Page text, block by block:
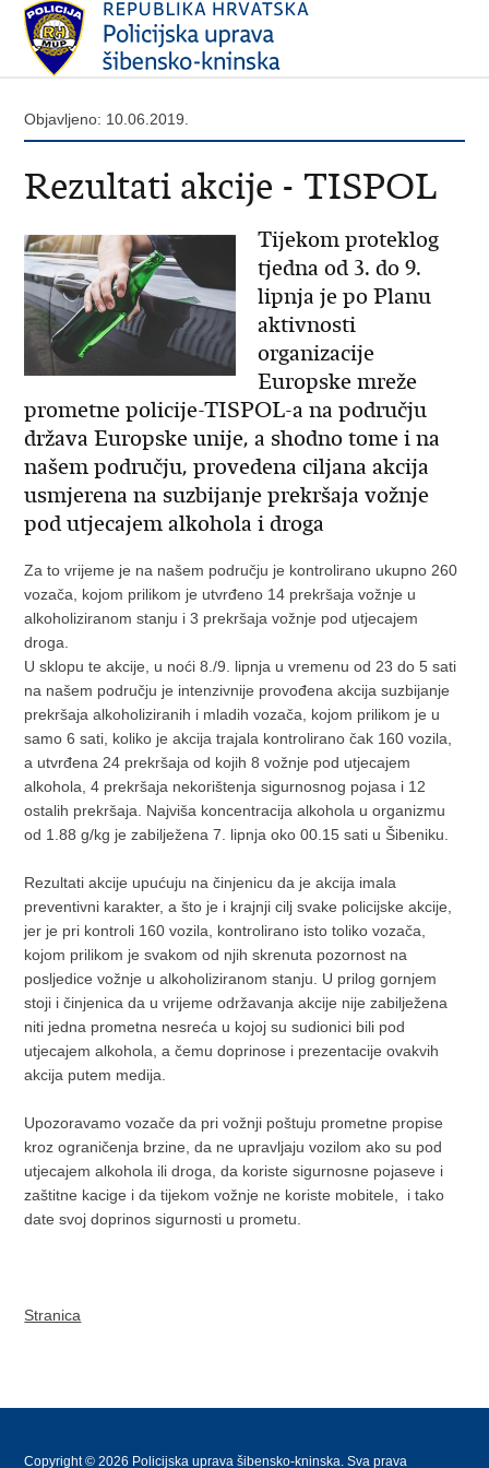
Objavljeno: 10.06.2019.
Rezultati akcije - TISPOL
Tijekom proteklog
tjedna od 3. do 9.
lipnja je po Planu
aktivnosti
organizacije
Europske mreže
prometne policije-TISPOL-a na području
država Europske unije, a shodno tome i na
našem području, provedena ciljana akcija
usmjerena na suzbijanje prekršaja vožnje
pod utjecajem alkohola i droga
Za to vrijeme je na našem području je kontrolirano ukupno 260
vozača, kojom prilikom je utvrđeno 14 prekršaja vožnje u
alkoholiziranom stanju i 3 prekršaja vožnje pod utjecajem
droga.
U sklopu te akcije, u noći 8./9. lipnja u vremenu od 23 do 5 sati
na našem području je intenzivnije provođena akcija suzbijanje
prekršaja alkoholiziranih i mladih vozača, kojom prilikom je u
samo 6 sati, koliko je akcija trajala kontrolirano čak 160 vozila,
a utvrđena 24 prekršaja od kojih 8 vožnje pod utjecajem
alkohola, 4 prekršaja nekorištenja sigurnosnog pojasa i 12
ostalih prekršaja. Najviša koncentracija alkohola u organizmu
od 1.88 g/kg je zabilježena 7. lipnja oko 00.15 sati u Šibeniku.
Rezultati akcije upućuju na činjenicu da je akcija imala
preventivni karakter, a što je i krajnji cilj svake policijske akcije,
jer je pri kontroli 160 vozila, kontrolirano isto toliko vozača,
kojom prilikom je svakom od njih skrenuta pozornost na
posljedice vožnje u alkoholiziranom stanju. U prilog gornjem
stoji i činjenica da u vrijeme održavanja akcije nije zabilježena
niti jedna prometna nesreća u kojoj su sudionici bili pod
utjecajem alkohola, a čemu doprinose i prezentacije ovakvih
akcija putem medija.
Upozoravamo vozače da pri vožnji poštuju prometne propise
kroz ograničenja brzine, da ne upravljaju vozilom ako su pod
utjecajem alkohola ili droga, da koriste sigurnosne pojaseve i
zaštitne kacige i da tijekom vožnje ne koriste mobitele, i tako
date svoj doprinos sigurnosti u prometu.
Stranica
Copyright © 2026 Policijska uprava šibensko-kninska. Sva prava